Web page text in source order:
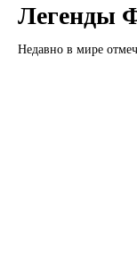
Легенды
Недавно в мире